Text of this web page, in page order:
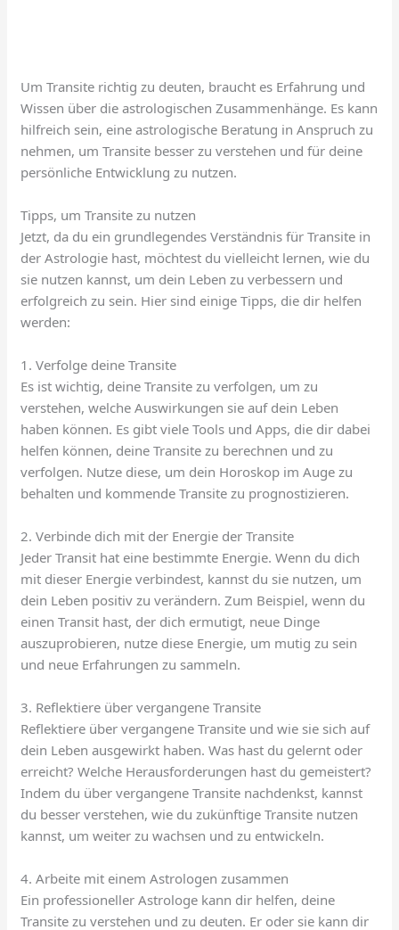
Um Transite richtig zu deuten, braucht es Erfahrung und
Wissen über die astrologischen Zusammenhänge. Es kann
hilfreich sein, eine astrologische Beratung in Anspruch zu
nehmen, um Transite besser zu verstehen und für deine
persönliche Entwicklung zu nutzen.
Tipps, um Transite zu nutzen
Jetzt, da du ein grundlegendes Verständnis für Transite in
der Astrologie hast, möchtest du vielleicht lernen, wie du
sie nutzen kannst, um dein Leben zu verbessern und
erfolgreich zu sein. Hier sind einige Tipps, die dir helfen
werden:
1. Verfolge deine Transite
Es ist wichtig, deine Transite zu verfolgen, um zu
verstehen, welche Auswirkungen sie auf dein Leben
haben können. Es gibt viele Tools und Apps, die dir dabei
helfen können, deine Transite zu berechnen und zu
verfolgen. Nutze diese, um dein Horoskop im Auge zu
behalten und kommende Transite zu prognostizieren.
2. Verbinde dich mit der Energie der Transite
Jeder Transit hat eine bestimmte Energie. Wenn du dich
mit dieser Energie verbindest, kannst du sie nutzen, um
dein Leben positiv zu verändern. Zum Beispiel, wenn du
einen Transit hast, der dich ermutigt, neue Dinge
auszuprobieren, nutze diese Energie, um mutig zu sein
und neue Erfahrungen zu sammeln.
3. Reflektiere über vergangene Transite
Reflektiere über vergangene Transite und wie sie sich auf
dein Leben ausgewirkt haben. Was hast du gelernt oder
erreicht? Welche Herausforderungen hast du gemeistert?
Indem du über vergangene Transite nachdenkst, kannst
du besser verstehen, wie du zukünftige Transite nutzen
kannst, um weiter zu wachsen und zu entwickeln.
4. Arbeite mit einem Astrologen zusammen
Ein professioneller Astrologe kann dir helfen, deine
Transite zu verstehen und zu deuten. Er oder sie kann dir